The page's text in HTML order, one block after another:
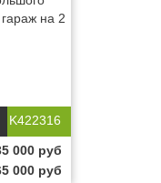
K422316
000 руб
000 руб